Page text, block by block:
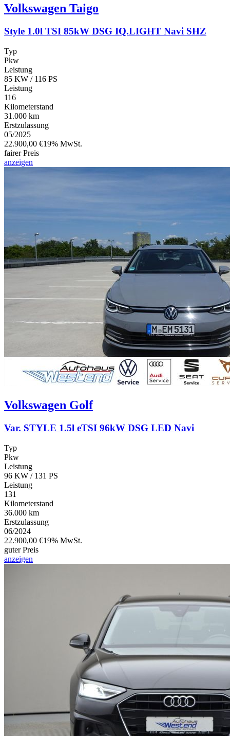
Volkswagen Taigo
Style 1.0l TSI 85kW DSG IQ.LIGHT Navi SHZ
Typ
Pkw
Leistung
85 KW / 116 PS
Leistung
116
Kilometerstand
31.000 km
Erstzulassung
05/2025
22.900,00 €19% MwSt.
fairer Preis
anzeigen
Volkswagen Golf
Var. STYLE 1.5l eTSI 96kW DSG LED Navi
Typ
Pkw
Leistung
96 KW / 131 PS
Leistung
131
Kilometerstand
36.000 km
Erstzulassung
06/2024
22.900,00 €19% MwSt.
guter Preis
anzeigen